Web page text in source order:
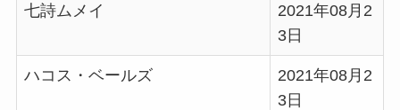
七詩ムメイ
2021年08月2
3日
ハコス・ベールズ
2021年08月2
3日